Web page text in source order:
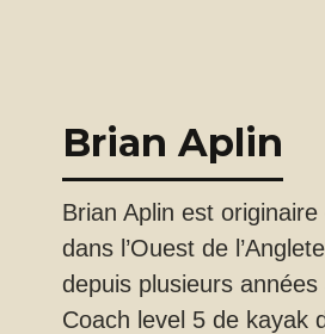
Brian Aplin
Brian Aplin est originaire
dans l’Ouest de
depuis plusieurs
Coach level 5 de kayak